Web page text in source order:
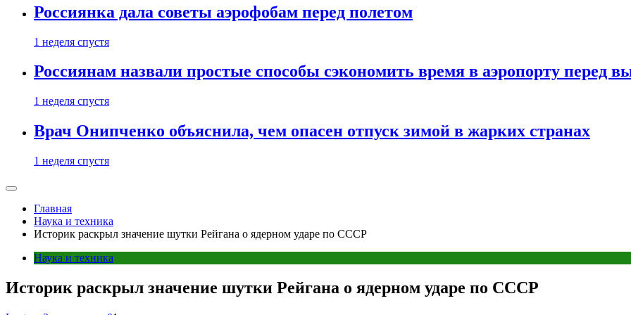
Россиянка дала советы аэрофобам перед полетом
1 неделя спустя
Россиянам назвали простые способы сэкономить время в аэропорту перед
1 неделя спустя
Врач Онипченко объяснила, чем опасен отпуск зимой в жарких странах
1 неделя спустя
Главная
Наука и техника
Историк раскрыл значение шутки Рейгана о ядерном ударе по СССР
Наука и техника
Историк раскрыл значение шутки Рейгана о ядерном ударе по СССР